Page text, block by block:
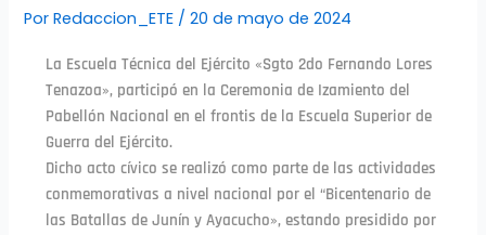
PorRedaccion_ETE /20 de mayo de 2024
La Escuela Técnica del Ejército «Sgto 2do Fernando Lores
Tenazoa», participó en la Ceremonia de Izamiento del
Pabellón Nacional en el frontis de la Escuela Superior de
Guerra del Ejército.
Dicho acto cívico se realizó como parte de las actividades
conmemorativas a nivel nacional por el “Bicentenario de
las Batallas de Junín y Ayacucho», estando presidido por